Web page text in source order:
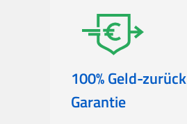
100% Geld-zurück
Garantie